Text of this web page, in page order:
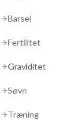
Barsel
Fertilitet
Graviditet
Søvn
Træning